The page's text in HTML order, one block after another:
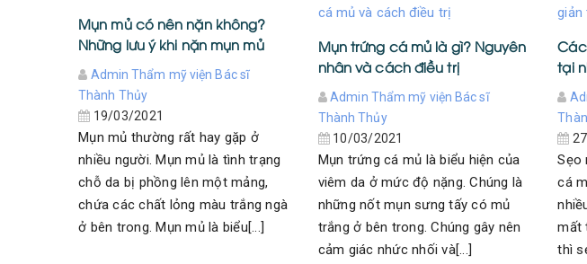
Mụn mủ có nên nặn không?
Những lưu ý khi nặn mụn mủ
Admin Thẩm mỹ viện Bác sĩ
Thành Thủy
19/03/2021
Mụn mủ thường rất hay gặp ở
nhiều người. Mụn mủ là tình trạng
chỗ da bị phồng lên một mảng,
chứa các chất lỏng màu trắng ngà
ở bên trong. Mụn mủ là biểu[...]
Mụn trứng cá mủ là gì? Nguyên
nhân và cách điều trị
Admin Thẩm mỹ viện Bác sĩ
Thành Thủy
10/03/2021
Mụn trứng cá mủ là biểu hiện của
viêm da ở mức độ nặng. Chúng là
những nốt mụn sưng tấy có mủ
trắng ở bên trong. Chúng gây nên
cảm giác nhức nhối và[...]
tại
Sẹo
cá
mất
thì